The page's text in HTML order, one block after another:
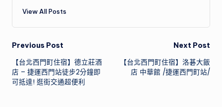
View All Posts
Post
navigation
Previous Post
【台北西門町住宿】德立莊酒
店 – 捷運西門站徒步2分鐘即
可抵達! 逛街交通超便利
Next Post
【台北西門町住宿】洛碁大飯
店 中華館 /捷運西門町站/